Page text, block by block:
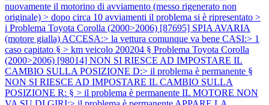
nuovamente il motorino di avviamento (messo rigenerato non
originale) > dopo circa 10 avviamenti il problema si è ripresentato >
i Problema Toyota Corolla (2000>2006) [87695] SPIA AVARIA
(motore gialla) ACCESA:> la vettura comunque va bene CASI:> 1
caso capitato § > km veicolo 200204 § Problema Toyota Corolla
(2000>2006) [98014] NON SI RIESCE AD IMPOSTARE IL
CAMBIO SULLA POSIZIONE D:> il problema è permanente §
NON SI RIESCE AD IMPOSTARE IL CAMBIO SULLA
POSIZIONE R: § > il problema è permanente IL MOTORE NON